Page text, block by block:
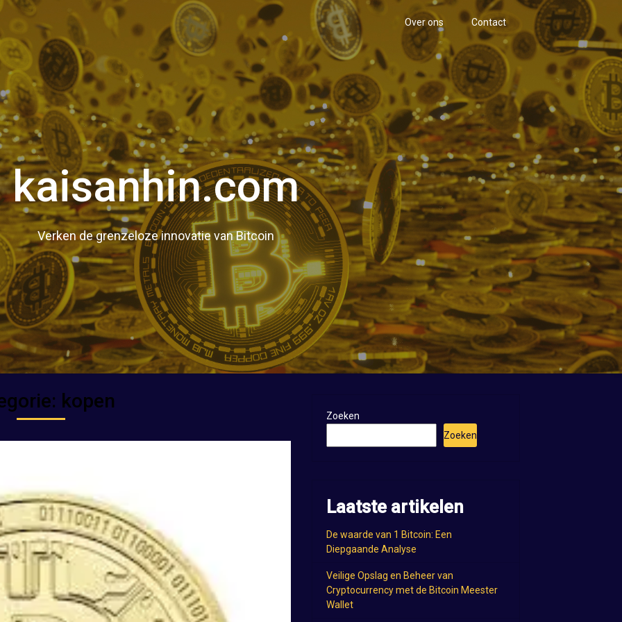
Over ons Contact
kaisanhin.com
Verken de grenzeloze innovatie van Bitcoin
kopen
Zoeken
Zoeken
Laatste artikelen
De waarde van 1 Bitcoin: Een
Diepgaande Analyse
Veilige Opslag en Beheer van
Cryptocurrency met de Bitcoin Meester
Wallet